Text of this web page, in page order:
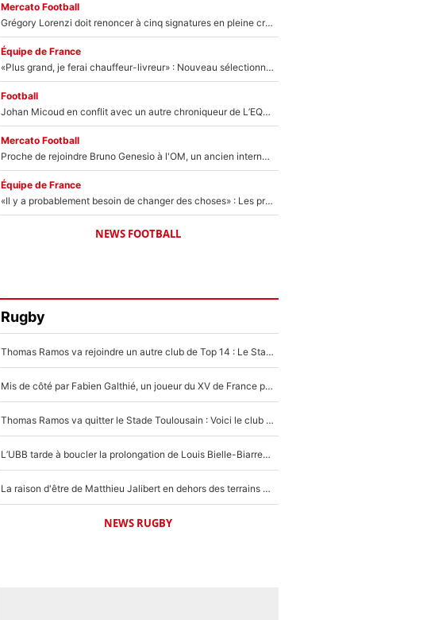
Mercato Football
Grégory Lorenzi doit renoncer à cinq signatures en pleine crise financière : L’IA propose sept noms à l’OM pour un mercato réussi... à seulement 5M€ !
Équipe de France
«Plus grand, je ferai chauffeur-livreur» : Nouveau sélectionneur des Bleus, Zinédine Zidane s’était imaginé un avenir très différent lorsqu'il était enfant
Football
Johan Micoud en conflit avec un autre chroniqueur de L’EQUIPE du Soir : «Pendant un moment, je ne les ai pas remis ensemble dans l'émission»
Mercato Football
Proche de rejoindre Bruno Genesio à l'OM, un ancien international français va finalement débarquer... sur RMC !
Équipe de France
«Il y a probablement besoin de changer des choses» : Les premiers changements de Zinedine Zidane en équipe de France sont révélés ?
NEWS FOOTBALL
Rugby
Thomas Ramos va rejoindre un autre club de Top 14 : Le Stade Toulousain annonce son transfert un an à l’avance !
Mis de côté par Fabien Galthié, un joueur du XV de France partage sa frustration : «ils ne me l’ont pas dit tout de suite»
Thomas Ramos va quitter le Stade Toulousain : Voici le club de Top 14 avec lequel la star du XV de France s'est mise d'accord
L’UBB tarde à boucler la prolongation de Louis Bielle-Biarrey : Voilà ce que l’IA lui conseille de faire pour son avenir !
La raison d'être de Matthieu Jalibert en dehors des terrains de rugby : «Ça m'atteint autant que si tu touches à un membre de ma famille»
NEWS RUGBY